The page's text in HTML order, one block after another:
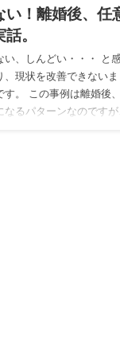
い！離婚後、任
。
、しんどい・・・ と
現状を改善できないま
す。 この事例は離婚後
るパターンなのですが